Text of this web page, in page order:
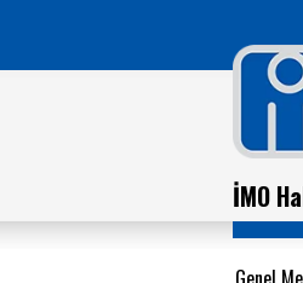
İMO